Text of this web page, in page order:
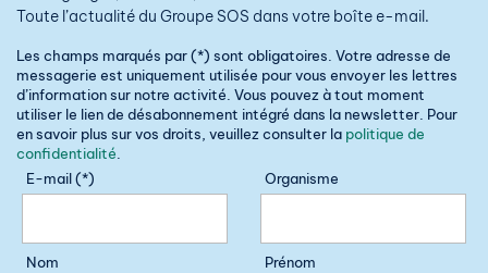
Toute l’actualité du Groupe SOS dans votre boîte e-mail.
Les champs marqués par (*) sont obligatoires. Votre adresse de
messagerie est uniquement utilisée pour vous envoyer les lettres
d’information sur notre activité. Vous pouvez à tout moment
utiliser le lien de désabonnement intégré dans la newsletter. Pour
en savoir plus sur vos droits, veuillez consulter la politique de
confidentialité.
E-mail (*)
Organisme
Nom Prénom